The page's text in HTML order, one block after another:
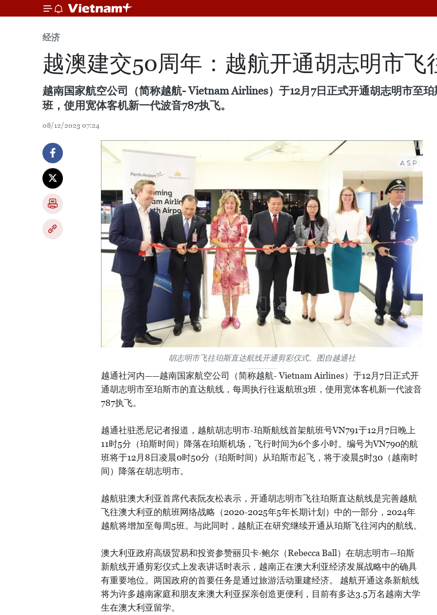
经济
越澳建交50周年：越航开通胡志明市飞
越南国家航空公司（简称越航- Vietnam Airlines）于12月7日正式开通胡志明市至
班，使用宽体客机新一代波音787执飞。
08/12/2023 07:24
胡志明市飞往珀斯直达航线开通剪彩仪式。图自越通社
越通社河内——越南国家航空公司（简称越航- Vietnam Airlines）于12月7日正式开
通胡志明市至珀斯市的直达航线，每周执行往返航班3班，使用宽体客机新一代波音
787执飞。
越通社驻悉尼记者报道，越航胡志明市-珀斯航线首架航班号VN791于12月7日晚上
11时5分（珀斯时间）降落在珀斯机场，飞行时间为6个多小时。编号为VN790的航
班将于12月8日凌晨0时50分（珀斯时间）从珀斯市起飞，将于凌晨5时30（越南时
间）降落在胡志明市。
越航驻澳大利亚首席代表阮友松表示，开通胡志明市飞往珀斯直达航线是完善越航
飞往澳大利亚的航班网络战略（2020-2025年5年长期计划）中的一部分，2024年
越航将增加至每周5班。与此同时，越航正在研究继续开通从珀斯飞往河内的航线。
澳大利亚政府高级贸易和投资参赞丽贝卡·鲍尔（Rebecca Ball）在胡志明市—珀斯
新航线开通剪彩仪式上发表讲话时表示，越南正在澳大利亚经济发展战略中的确具
有重要地位。两国政府的首要任务是通过旅游活动重建经济。 越航开通这条新航线
将为许多越南家庭和朋友来澳大利亚探亲创造更便利，目前有多达3.5万名越南大学
生在澳大利亚留学。